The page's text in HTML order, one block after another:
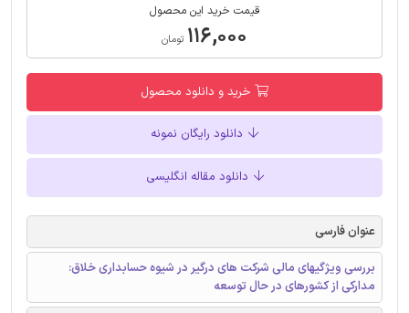
قیمت خرید این محصول
۱۱۶,۰۰۰ تومان
خرید و دانلود محصول
دانلود رایگان نمونه
دانلود مقاله انگلیسی
عنوان فارسی
بررسی ویژگیهای مالی شرکت های درگیر در شیوه حسابداری خلاق:
مدارکی از کشورهای در حال توسعه